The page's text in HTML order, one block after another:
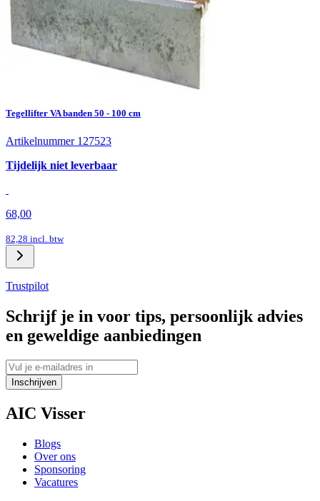
Tegellifter VA banden 50 - 100 cm
Artikelnummer 127523
Tijdelijk niet leverbaar
68,00
82,28 incl. btw
Trustpilot
Schrijf je in voor tips, persoonlijk advies
en geweldige aanbiedingen
Inschrijven
AIC Visser
Blogs
Over ons
Sponsoring
Vacatures